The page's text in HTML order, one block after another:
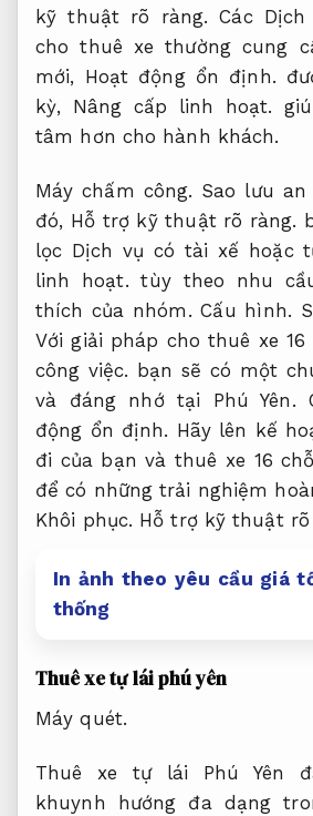
kỹ thuật rõ ràng. Các
cho thuê xe thường cung
mới, Hoạt động ổn định.
kỳ, Nâng cấp linh hoạt.
tâm hơn cho hành khách.
Máy chấm công. Sao lưu an
đó, Hỗ trợ kỹ thuật rõ ràng.
lọc Dịch vụ có tài xế hoặc
linh hoạt. tùy theo nhu
thích của nhóm.Cấu hình.
Với giải pháp cho thuê xe 16
công việc. bạn sẽ có một
và đáng nhớ tại Phú Yên.
động ổn định. Hãy lên kế
đi của bạn và thuê xe 16
để có những trải nghiệm
Khôi phục. Hỗ trợ kỹ thuật rõ
In ảnh theo yêu cầu giá
thống
Thuê xe tự lái phú yên
Máy quét.
Thuê xe tự lái Phú Yên
khuynh hướng đa dạng